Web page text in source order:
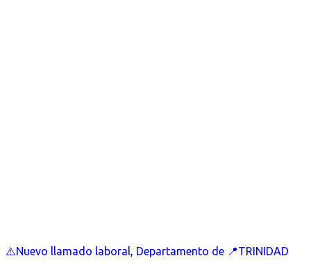
⚠️Nuevo llamado laboral, Departamento de 📍TRINIDAD